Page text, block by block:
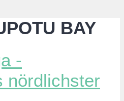
BAY